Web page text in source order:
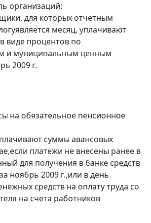
организаций:
для которых отчетным
месяц, уплачивают
виде процентов по
и муниципальным ценным
2009 г.
на обязательное пенсионное
суммы авансовых
платежи не внесены ранее в
для получения в банке средств
ноябрь 2009 г.,или в день
средств на оплату труда со
на счета работников